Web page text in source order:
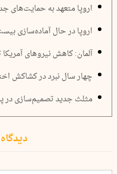
اروپا متعهد به حمایت‌های
اروپا در حال آماده‌سازی
آلمان: کاهش نیروهای آمریکا
چهار سال نبرد در کشاکش
مثلث جدید تصمیم‌سازی در